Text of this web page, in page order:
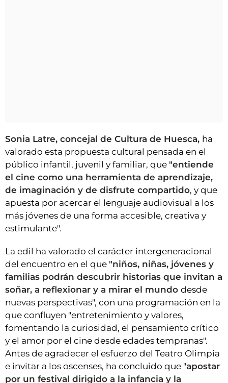
Sonia Latre, concejal de Cultura de Huesca, ha
valorado esta propuesta cultural pensada en el
público infantil, juvenil y familiar, que "entiende
el cine como una herramienta de aprendizaje,
de imaginación y de disfrute compartido, y que
apuesta por acercar el lenguaje audiovisual a los
más jóvenes de una forma accesible, creativa y
estimulante".
La edil ha valorado el carácter intergeneracional
del encuentro en el que "niños, niñas, jóvenes y
familias podrán descubrir historias que invitan a
soñar, a reflexionar y a mirar el mundo desde
nuevas perspectivas", con una programación en la
que confluyen "entretenimiento y valores,
fomentando la curiosidad, el pensamiento crítico
y el amor por el cine desde edades tempranas".
Antes de agradecer el esfuerzo del Teatro Olimpia
e invitar a los oscenses, ha concluido que "apostar
por un festival dirigido a la infancia y la